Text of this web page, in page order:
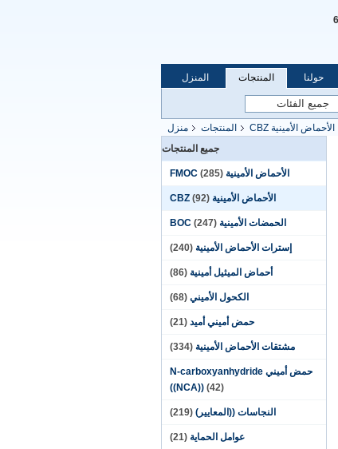
المنزل المنتجات حولنا
منزل المنتجات الأحماض الأمينية CBZ
جميع المنتجات
الأحماض الأمينية FMOC (285)
الأحماض الأمينية CBZ (92)
الحمضات الأمينية BOC (247)
إسترات الأحماض الأمينية (240)
أحماض الميثيل أمينية (86)
الكحول الأميني (68)
حمض أميني أميد (21)
مشتقات الأحماض الأمينية (334)
حمض أميني N-carboxyanhydride
((NCA)) (42)
النجاسات ((المعايير) (219)
عوامل الحماية (21)